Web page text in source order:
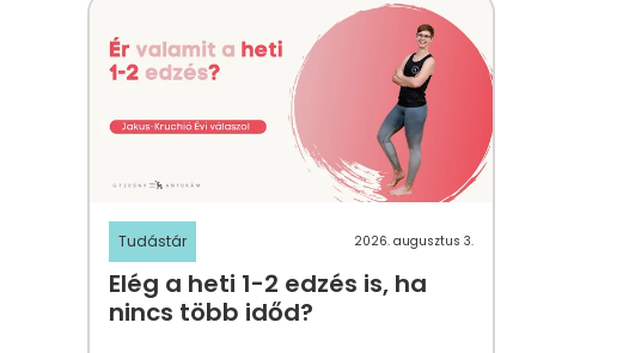
Tudástár 2026. augusztus 3.
Elég a heti 1-2 edzés is, ha
nincs több időd?